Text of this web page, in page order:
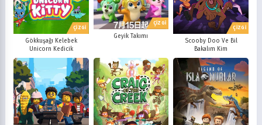
ÇİZGİ
Gökkuşağı Kelebek
Unicorn Kedicik
ÇİZGİ
Geyik Takımı
ÇİZGİ
Scooby Doo Ve Bil
Bakalım Kim